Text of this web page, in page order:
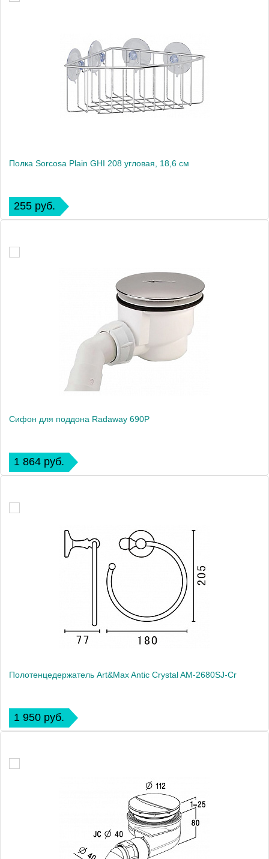
Полка Sorcosa Plain GHI 208 угловая, 18,6 см
255 руб.
Сифон для поддона Radaway 690P
1 864 руб.
Полотенцедержатель Art&Max Antic Crystal AM-2680SJ-Cr
1 950 руб.